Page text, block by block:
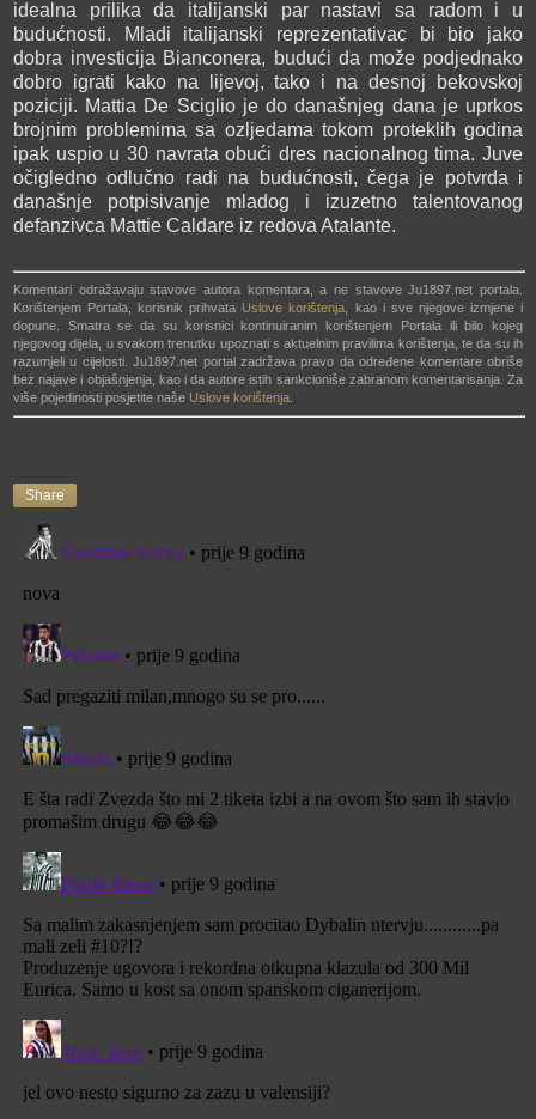
idealna prilika da italijanski par nastavi sa radom i u
budućnosti. Mladi italijanski reprezentativac bi bio jako
dobra investicija Bianconera, budući da može podjednako
dobro igrati kako na lijevoj, tako i na desnoj bekovskoj
poziciji. Mattia De Sciglio je do današnjeg dana je uprkos
brojnim problemima sa ozljedama tokom proteklih godina
ipak uspio u 30 navrata obući dres nacionalnog tima. Juve
očigledno odlučno radi na budućnosti, čega je potvrda i
današnje potpisivanje mladog i izuzetno talentovanog
defanzivca Mattie Caldare iz redova Atalante.
Komentari odražavaju stavove autora komentara, a ne stavove Ju1897.net portala.
Korištenjem Portala, korisnik prihvata Uslove korištenja , kao i sve njegove izmjene i
dopune. Smatra se da su korisnici kontinuiranim korištenjem Portala ili bilo kojeg
njegovog dijela, u svakom trenutku upoznati s aktuelnim pravilima korištenja, te da su ih
razumjeli u cijelosti. Ju1897.net portal zadržava pravo da određene komentare obriše
bez najave i objašnjenja, kao i da autore istih sankcioniše zabranom komentarisanja. Za
više pojedinosti posjetite naše Uslove korištenja
Share